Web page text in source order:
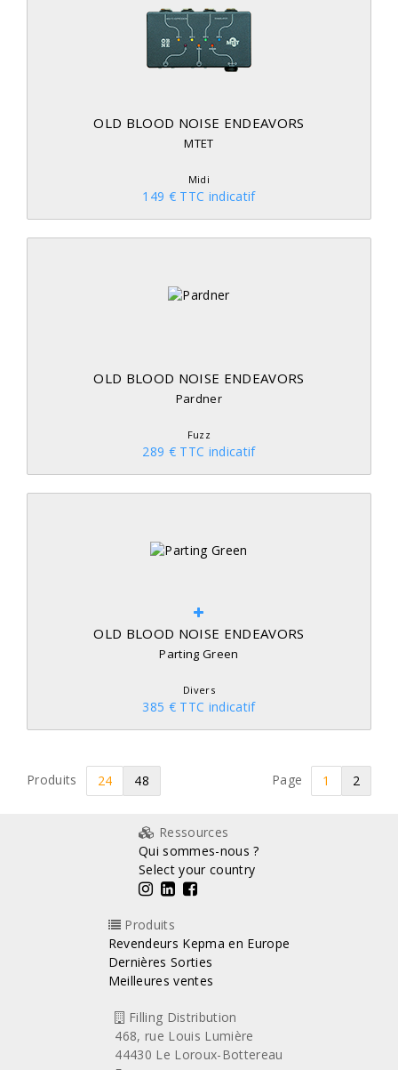
OLD BLOOD NOISE ENDEAVORS
MTET
Midi
149 € TTC indicatif
OLD BLOOD NOISE ENDEAVORS
Pardner
Fuzz
289 € TTC indicatif
OLD BLOOD NOISE ENDEAVORS
Parting Green
Divers
385 € TTC indicatif
Produits 24 48 1 2
Page
Ressources
Qui sommes-nous ?
Select your country
Produits
Revendeurs Kepma en Europe
Dernières Sorties
Meilleures ventes
Filling Distribution
468, rue Louis Lumière
44430 Le Loroux-Bottereau